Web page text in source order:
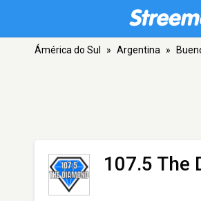
Ámérica do Sul » Argentina »
107.5 The